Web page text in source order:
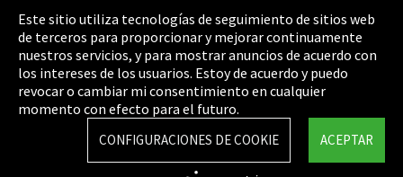
Pie de imprenta
Política de privacidad
Cookie Settings
Términos y Condiciones
Mapa del sitio
Integrity Line
Este sitio utiliza tecnologías de seguimiento de sitios web
de terceros para proporcionar y mejorar continuamente
nuestros servicios, y para mostrar anuncios de acuerdo con
los intereses de los usuarios. Estoy de acuerdo y puedo
revocar o cambiar mi consentimiento en cualquier
momento con efecto para el futuro.
ACEPTAR
CONFIGURACIONES DE COOKIE